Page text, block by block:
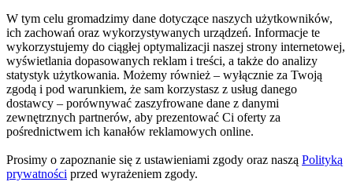
W tym celu gromadzimy dane dotyczące naszych użytkowników,
ich zachowań oraz wykorzystywanych urządzeń. Informacje te
wykorzystujemy do ciągłej optymalizacji naszej strony internetowej,
wyświetlania dopasowanych reklam i treści, a także do analizy
statystyk użytkowania. Możemy również – wyłącznie za Twoją
zgodą i pod warunkiem, że sam korzystasz z usług danego
dostawcy – porównywać zaszyfrowane dane z danymi
zewnętrznych partnerów, aby prezentować Ci oferty za
pośrednictwem ich kanałów reklamowych online.
Prosimy o zapoznanie się z ustawieniami zgody oraz naszą Polityką
prywatności przed wyrażeniem zgody.